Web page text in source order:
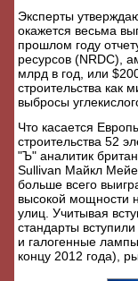
Эксперты
окажется весьма
прошлом году
ресурсов (NRDC),
млрд в год, или
строительства как
выбросы
Что касается
строительства 52
"Ъ" аналитик
Sullivan Майкл
больше всего
высокой мощности
улиц. Учитывая
стандарты
и галогенные
концу 2012 года),